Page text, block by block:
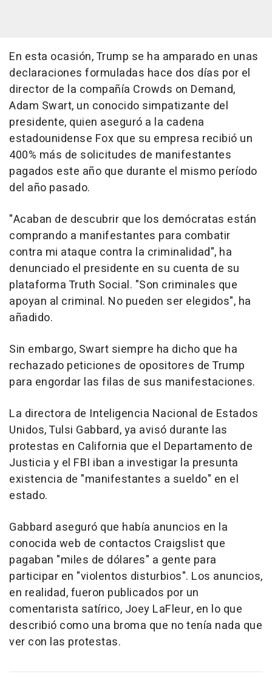
En esta ocasión, Trump se ha amparado en unas
declaraciones formuladas hace dos días por el
director de la compañía Crowds on Demand,
Adam Swart, un conocido simpatizante del
presidente, quien aseguró a la cadena
estadounidense Fox que su empresa recibió un
400% más de solicitudes de manifestantes
pagados este año que durante el mismo período
del año pasado.
"Acaban de descubrir que los demócratas están
comprando a manifestantes para combatir
contra mi ataque contra la criminalidad", ha
denunciado el presidente en su cuenta de su
plataforma Truth Social. "Son criminales que
apoyan al criminal. No pueden ser elegidos", ha
añadido.
Sin embargo, Swart siempre ha dicho que ha
rechazado peticiones de opositores de Trump
para engordar las filas de sus manifestaciones.
La directora de Inteligencia Nacional de Estados
Unidos, Tulsi Gabbard, ya avisó durante las
protestas en California que el Departamento de
Justicia y el FBI iban a investigar la presunta
existencia de "manifestantes a sueldo" en el
estado.
Gabbard aseguró que había anuncios en la
conocida web de contactos Craigslist que
pagaban "miles de dólares" a gente para
participar en "violentos disturbios". Los anuncios,
en realidad, fueron publicados por un
comentarista satírico, Joey LaFleur, en lo que
describió como una broma que no tenía nada que
ver con las protestas.